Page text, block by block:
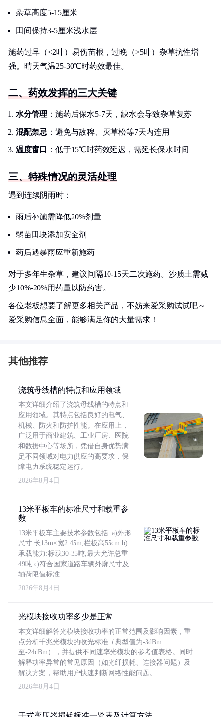
杂草高度5-15厘米
田间保持3-5厘米浅水层
施药过早（<2叶）易伤苗根，过晚（>5叶）杂草抗性增
强。晴天气温25-30℃时药效最佳。
二、药效发挥的三大关键
水分管理 ：施药后保水5-7天，缺水会导致杂草复苏
混配禁忌 ：避免与敌稗、灭草松等7天内连用
温度窗口 ：低于15℃时药效延迟，需延长保水时间
三、特殊情况的灵活处理
遇到连续阴雨时：
雨后补施需降低20%剂量
弱苗田块添加安全剂
药后遇暴雨应重新施药
对于多年生杂草，建议间隔10-15天二次施药。沙质土需减
少10%-20%用药量以防药害。
各位老板想要了解更多相关产品，不妨来爱采购试试吧～
爱采购信息全面，能够满足你的大量需求！
其他推荐
浇筑母线槽的特点和应用领域
本文详细介绍了浇筑母线槽的特点和
应用领域。其特点包括良好的电气、
机械、防火和防护性能。在应用上，
广泛用于商业建筑、工业厂房、医院
和数据中心等场所，凭借自身优势满
足不同领域对电力供应的高要求，保
障电力系统稳定运行。
2026年8月4日
13米平板车的标准尺寸和载重参
数
13米平板车主要技术参数包括: a)外形
尺寸:长13m×宽2.45m,栏板高55cm b)
承载能力:标载30-35吨,最大允许总重
49吨 c)符合国家道路车辆外廓尺寸及
轴荷限值标准
2026年8月4日
光模块接收功率多少是正常
本文详细解答光模块接收功率的正常范围及影响因素，重
点分析千兆光模块的收光标准（典型值为-3dBm
至-24dBm），并提供不同速率光模块的参考值表格。同时
解释功率异常的常见原因（如光纤损耗、连接器问题）及
解决方案，帮助用户快速判断网络性能问题。
2026年8月4日
干式变压器损耗标准一览表及计算方法